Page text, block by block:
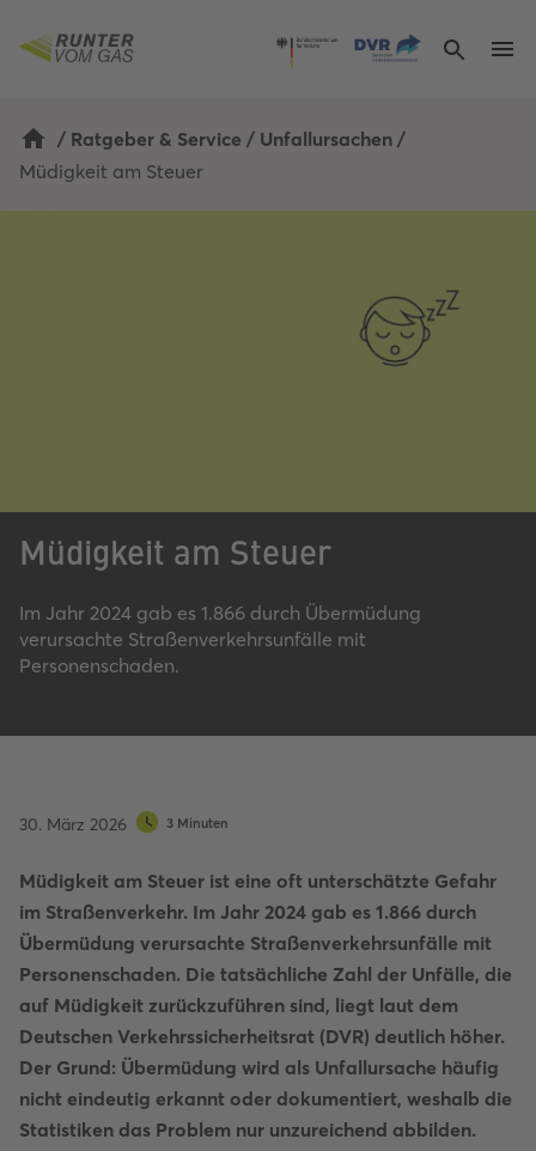
/ Ratgeber & Service / Unfallursachen /
Müdigkeit am Steuer
Müdigkeit am Steuer
Im Jahr 2024 gab es 1.866 durch Übermüdung
verursachte Straßenverkehrsunfälle mit
Personenschaden.
30. März 2026 3 Minuten
Müdigkeit am Steuer ist eine oft unterschätzte Gefahr
im Straßenverkehr. Im Jahr 2024 gab es 1.866 durch
Übermüdung verursachte Straßenverkehrsunfälle mit
Personenschaden. Die tatsächliche Zahl der Unfälle, die
auf Müdigkeit zurückzuführen sind, liegt laut dem
Deutschen Verkehrssicherheitsrat (DVR) deutlich höher.
Der Grund: Übermüdung wird als Unfallursache häufig
nicht eindeutig erkannt oder dokumentiert, weshalb die
Statistiken das Problem nur unzureichend abbilden.